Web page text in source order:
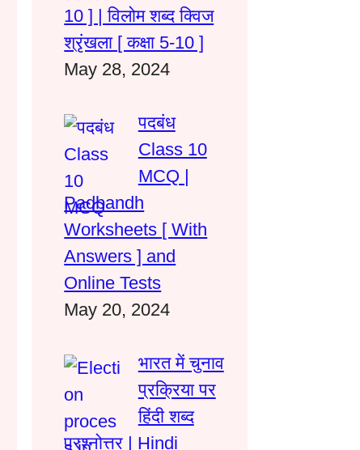
10 ] | विलोम शब्द क्विज
श्रृंखला [ कक्षा 5-10 ]
May 28, 2024
पदबंध
Class 10
MCQ |
Padbandh
Worksheets [ With
Answers ] and
Online Tests
May 20, 2024
भारत में चुनाव
प्रक्रिया पर
हिंदी शब्द
प्रश्नोत्तर | Hindi